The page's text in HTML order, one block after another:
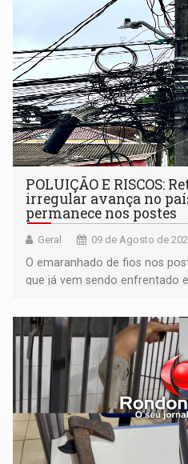
POLUIÇÃO E RISCOS:
irregular avança no
permanece nos postes
Geral 09 de Agosto de
O emaranhado de fios nos
que já vem sendo enfrentado